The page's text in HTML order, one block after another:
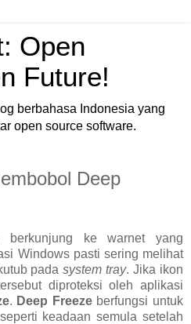
Open
Future!
berbahasa Indonesia yang
open source software.
Deep
berkunjung ke warnet yang
Windows pasti sering melihat
padasystem tray. Jika ikon
diproteksi oleh aplikasi
. Deep Freezeberfungsi untuk
keadaan semula setelah